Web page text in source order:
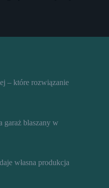
– które rozwiązanie
garaż blaszany w
własna produkcja